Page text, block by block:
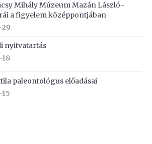
Mihály Múzeum Mazán László-
a figyelem középpontjában
nyitvatartás
paleontológus előadásai